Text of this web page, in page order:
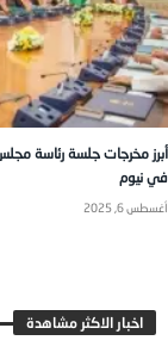
أبرز مخرجات جلسة رئاسة
في نيوم
أغسطس 6, 2025
اخبار الاكثر مشاهدة